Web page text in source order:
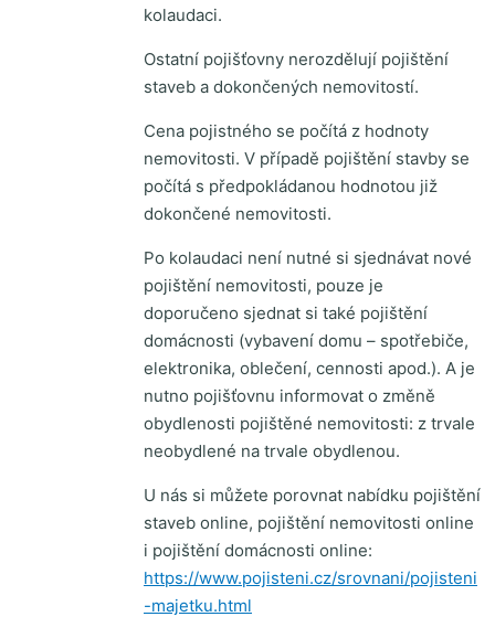
kolaudaci.
Ostatní pojišťovny nerozdělují pojištění
staveb a dokončených nemovitostí.
Cena pojistného se počítá z hodnoty
nemovitosti. V případě pojištění stavby se
počítá s předpokládanou hodnotou již
dokončené nemovitosti.
Po kolaudaci není nutné si sjednávat nové
pojištění nemovitosti, pouze je
doporučeno sjednat si také pojištění
domácnosti (vybavení domu – spotřebiče,
elektronika, oblečení, cennosti apod.). A je
nutno pojišťovnu informovat o změně
obydlenosti pojištěné nemovitosti: z trvale
neobydlené na trvale obydlenou.
U nás si můžete porovnat nabídku pojištění
staveb online, pojištění nemovitosti online
i pojištění domácnosti online:
https://www.pojisteni.cz/srovnani/pojisteni
-majetku.html